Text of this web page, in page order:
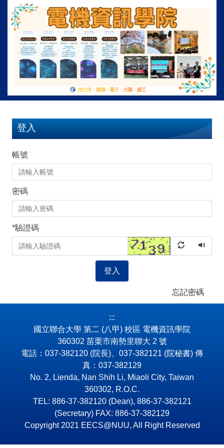
到
登入
帳號
密碼
*驗證碼
登入
忘記密碼
:::
國立聯合大學 第二 (八甲) 校區 電機資訊學院
360302 苗栗市南勢里聯大 2 號
電話：037-382120 (院長)、037-382121 (院秘書) 傳
真：037-382129
No. 2, Lienda, Nan Shih Li, Miaoli City, Taiwan
360302, R.O.C.
TEL: 886-37-382120 (Dean), 886-37-382121
(Secretary) FAX: 886-37-382129
Copyright 2021 EECS@NUU, All Right Reserved